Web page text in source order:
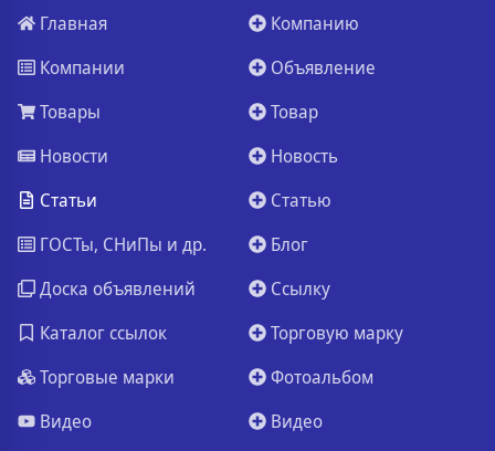
Главная
Компании
Товары
Новости
Статьи
ГОСТы, СНиПы и др.
Доска объявлений
Каталог ссылок
Торговые марки
Видео
Компанию
Объявление
Товар
Новость
Статью
Блог
Ссылку
Торговую марку
Фотоальбом
Видео